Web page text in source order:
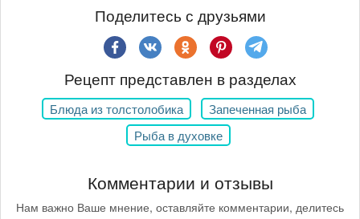
Поделитесь с друзьями
Рецепт представлен в разделах
Блюда из толстолобика
Запеченная рыба
Рыба в духовке
Комментарии и отзывы
Нам важно Ваше мнение, оставляйте комментарии, делитесь